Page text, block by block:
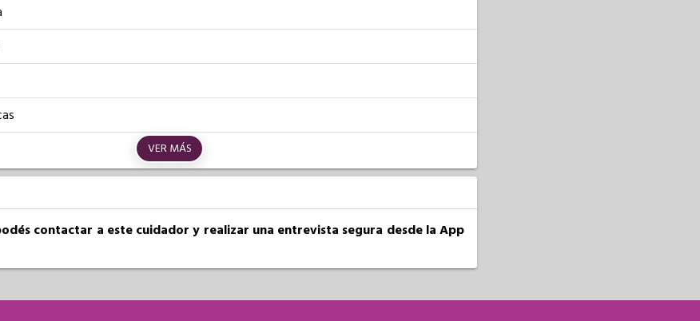
VER MÁS
contactar a este cuidador y realizar una entrevista segura desde la App